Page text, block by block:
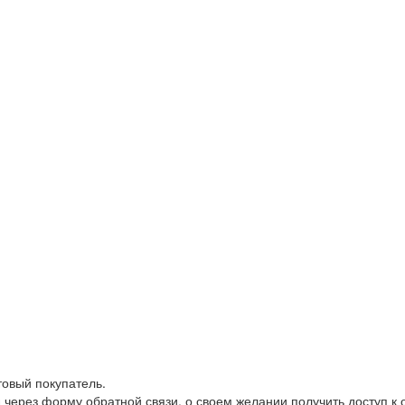
покупатель.
форму обратной связи, о своем желании получить доступ